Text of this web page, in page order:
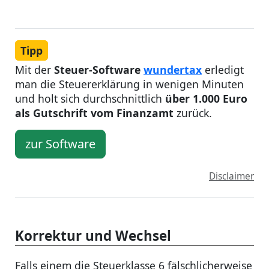
Tipp
Mit der Steuer-Software wundertax erledigt
man die Steuererklärung in wenigen Minuten
und holt sich durchschnittlich über 1.000 Euro
als Gutschrift vom Finanzamt zurück.
zur Software
Disclaimer
Korrektur und Wechsel
Falls einem die Steuerklasse 6 fälschlicherweise